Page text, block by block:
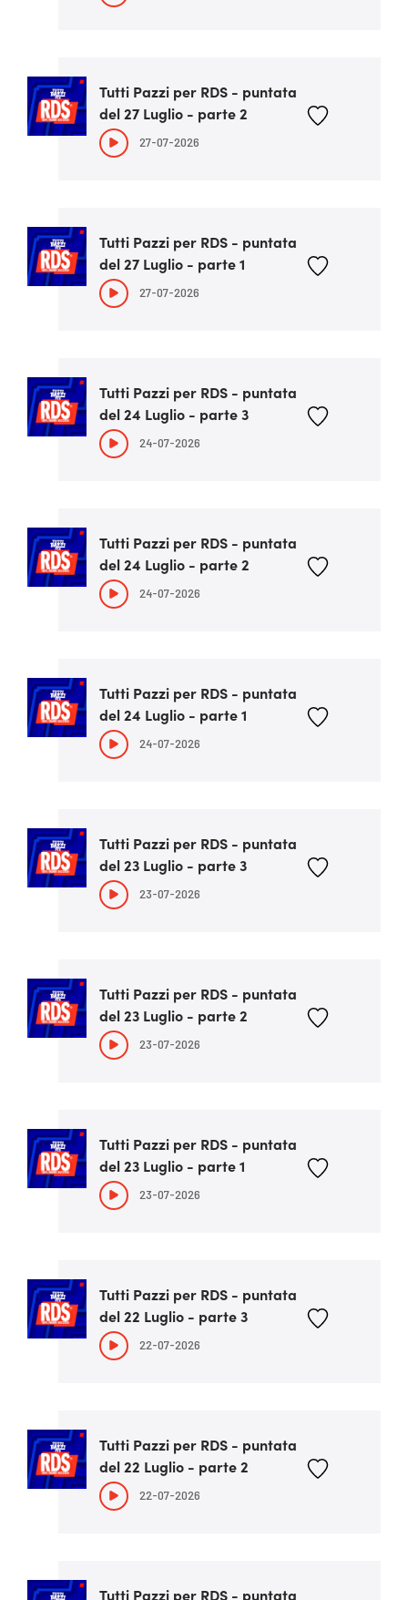
Tutti Pazzi per RDS - puntata
del 27 Luglio - parte 2
27-07-2026
Tutti Pazzi per RDS - puntata
del 27 Luglio - parte 1
27-07-2026
Tutti Pazzi per RDS - puntata
del 24 Luglio - parte 3
24-07-2026
Tutti Pazzi per RDS - puntata
del 24 Luglio - parte 2
24-07-2026
Tutti Pazzi per RDS - puntata
del 24 Luglio - parte 1
24-07-2026
Tutti Pazzi per RDS - puntata
del 23 Luglio - parte 3
23-07-2026
Tutti Pazzi per RDS - puntata
del 23 Luglio - parte 2
23-07-2026
Tutti Pazzi per RDS - puntata
del 23 Luglio - parte 1
23-07-2026
Tutti Pazzi per RDS - puntata
del 22 Luglio - parte 3
22-07-2026
Tutti Pazzi per RDS - puntata
del 22 Luglio - parte 2
22-07-2026
Tutti Pazzi per RDS - puntata